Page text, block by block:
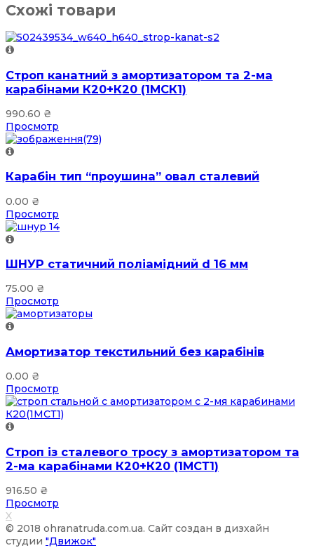
Схожі товари
Строп канатний з амортизатором та 2-ма
карабінами К20+К20 (1МСК1)
990.60 ₴
Просмотр
Карабін тип “проушина” овал сталевий
0.00 ₴
Просмотр
ШНУР статичний поліамідний d 16 мм
75.00 ₴
Просмотр
Амортизатор текстильний без карабінів
0.00 ₴
Просмотр
Строп із сталевого тросу з амортизатором та
2-ма карабінами К20+К20 (1МСТ1)
916.50 ₴
Просмотр
X
© 2018 ohranatruda.com.ua. Сайт создан в дизхайн
студии "Движок"